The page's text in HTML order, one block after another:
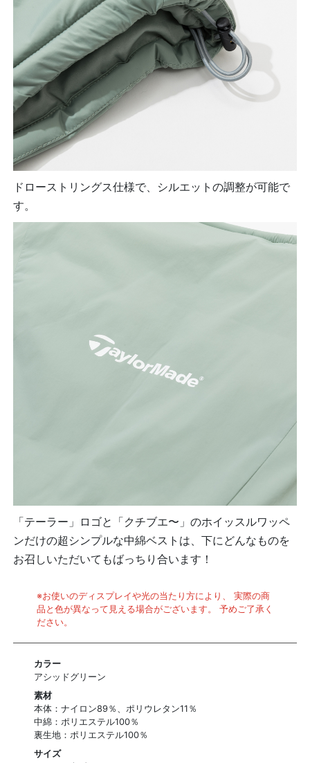
ドローストリングス仕様で、シルエットの調整が可能で
す。
「テーラー」ロゴと「クチブエ〜」のホイッスルワッペ
ンだけの超シンプルな中綿ベストは、下にどんなものを
お召しいただいてもばっちり合います！
※お使いのディスプレイや光の当たり方により、 実際の商
品と色が異なって見える場合がございます。 予めご了承く
ださい。
カラー
アシッドグリーン
素材
本体：ナイロン89％、ポリウレタン11％
中綿：ポリエステル100％
裏生地：ポリエステル100％
サイズ